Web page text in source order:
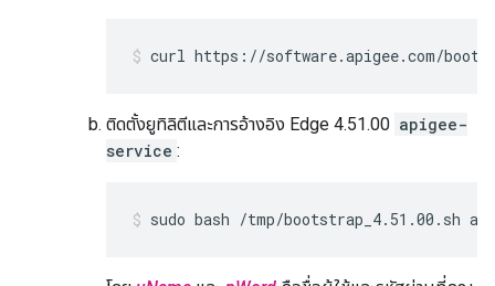
curl https://software.apigee.com/
ติดตั้งยูทิลิตีและการอ้างอิง Edge 4.51.00 apigee-
service :
sudo bash /tmp/bootstrap_4.51.00.sh